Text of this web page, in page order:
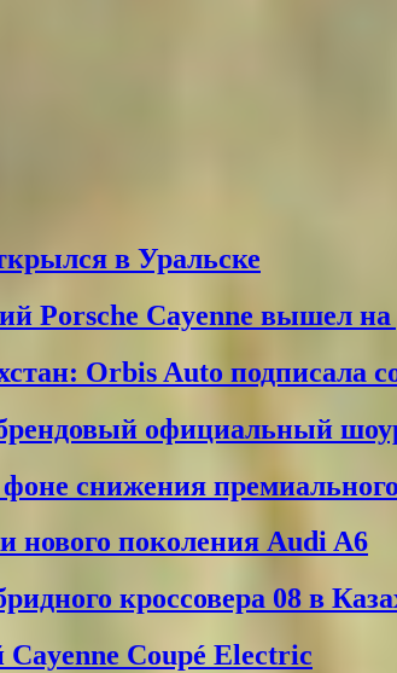
в Уральске
Porsche Cayenne вышел
Orbis Auto подписала
официальный
снижения
нового поколения Audi A6
кроссовера 08 в
Coupé Electric